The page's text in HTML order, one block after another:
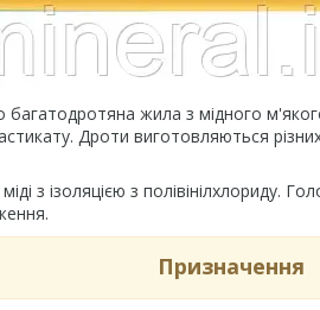
жила з мідного
Дроти виготовляються
з ізоляцією з полівінілхлориду.
Призначення